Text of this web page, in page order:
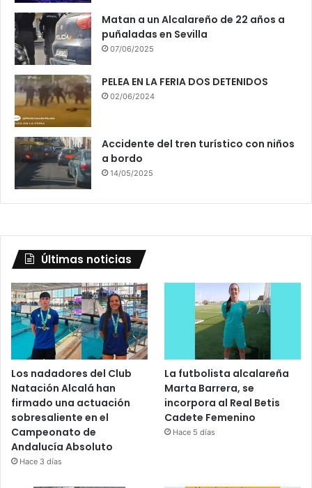
Matan a un Alcalareño de 22 años a
puñaladas en Sevilla
07/06/2025
PELEA EN LA FERIA DOS DETENIDOS
02/06/2024
Accidente del tren turístico con niños
a bordo
14/05/2025
Últimas noticias
Los nadadores del Club
Natación Alcalá han
firmado una actuación
sobresaliente en el
Campeonato de
Andalucía Absoluto
Hace 3 días
La futbolista alcalareña
Marta Barrera, se
incorpora al Real Betis
Cadete Femenino
Hace 5 días